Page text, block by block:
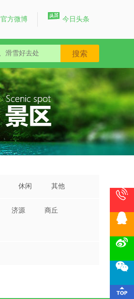
官方微博  今日头条
休闲 其他
济源 商丘




